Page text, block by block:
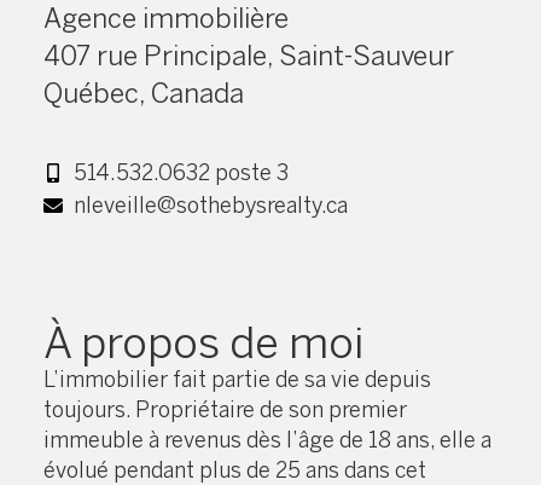
Agence immobilière
407 rue Principale, Saint-Sauveur
Québec, Canada
514.532.0632 poste 3
nleveille@sothebysrealty.ca
À propos de moi
L’immobilier fait partie de sa vie depuis
toujours. Propriétaire de son premier
immeuble à revenus dès l’âge de 18 ans, elle a
évolué pendant plus de 25 ans dans cet